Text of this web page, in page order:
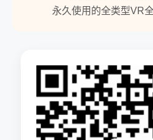
永久使用的全类型VR